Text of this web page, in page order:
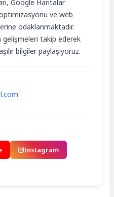
Google Haritalar
ve web
odaklanmaktadır.
takip ederek
bilgiler paylaşıyoruz.
Instagram